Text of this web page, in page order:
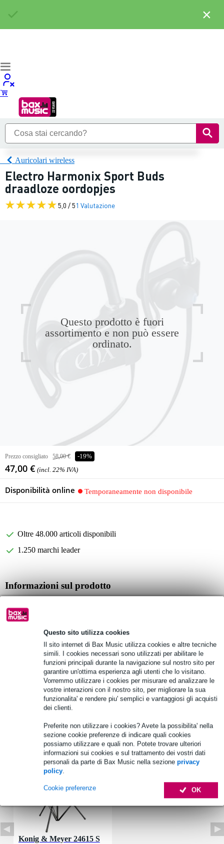
Questo sito utilizza cookies
Il sito internet di Bax Music utilizza cookies e altre tecniche
simili. I cookies necessari sono utilizzati per abilitare le
funzioni principali durante la navigazione sul nostro sito per
garantire un'ottima esperienza agli utenti che lo visitano.
Vorremmo utilizzare i cookies per misurare ed analizzare le
vostre interazioni con il nostro sito, per migliorare la sua
funzionalita' e rendere piu' semplici e vantaggiosi gli acquisti
dei clienti.
Preferite non utilizzare i cookies? Avete la possibilita' nella
sezione cookie preferenze di indicare quali cookies
possiamo utilizzare e quali non. Potete trovare ulteriori
informazioni sui cookies e sul trattamento dei vostri dati
personali da parte di Bax Music nella sezione privacy
policy.
OK
Cookie preferenze
Auricolari wireless
Electro Harmonix Sport Buds
draadloze oordopjes
5,0 / 51 Valutazione
Questo prodotto è fuori
assortimento e non può essere
ordinato.
Prezzo consigliato 58,00 € -19%
47,00 € (incl. 22% IVA)
Disponibilità online Temporaneamente non disponibile
Oltre 48.000 articoli disponibili
1.250 marchi leader
Informazioni sul prodotto
tipo: in-ear
Colore: nero
Specifiche complete
Vedi anche (4)
Accessori (1)
Konig & Meyer 24615 S
×